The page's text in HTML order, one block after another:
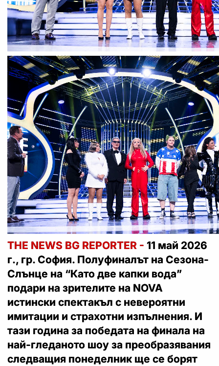
THE NEWS BG REPORTER - 11 май 2026
г., гр. София. Полуфиналът на Сезона-
Слънце на “Като две капки вода”
подари на зрителите на NOVA
истински спектакъл с невероятни
имитации и страхотни изпълнения. И
тази година за победата на финала на
най-гледаното шоу за преобразявания
следващия понеделник ще се борят